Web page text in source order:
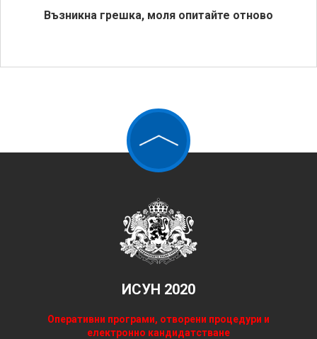
Възникна грешка, моля опитайте отново
ИСУН 2020
Оперативни програми, отворени процедури и
електронно кандидатстване